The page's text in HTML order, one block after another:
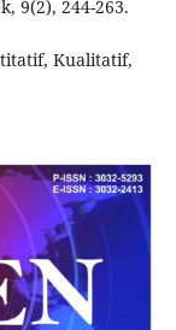
9(2), 244-263.
Kualitatif,